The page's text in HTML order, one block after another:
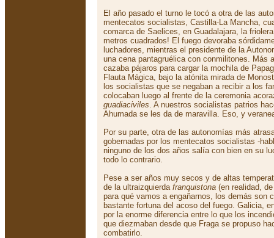
El año pasado el turno le tocó a otra de las
mentecatos socialistas, Castilla-La Mancha,
comarca de Saelices, en Guadalajara, la
metros cuadrados! El fuego devoraba
luchadores, mientras el presidente de la
una cena pantagruélica con conmilitones. Más
cazaba pájaros para cargar la mochila de
Flauta Mágica, bajo la atónita mirada de
los socialistas que se negaban a recibir a los
colocaban luego al frente de la ceremonia
guadiaciviles. A nuestros socialistas patrios
Ahumada se les da de maravilla. Eso, y
Por su parte, otra de las autonomías más
gobernadas por los mentecatos socialistas -
ninguno de los dos años salía con bien en su
todo lo contrario.
Pese a ser años muy secos y de altas
de la ultraizquierda franquistona (en realidad,
para qué vamos a engañarnos, los demás son
bastante fortuna del acoso del fuego. Galicia,
por la enorme diferencia entre lo que los
que diezmaban desde que Fraga se propuso
combatirlo.